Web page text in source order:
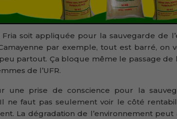
Fria soit appliquée pour la sauvegarde de
par exemple, tout est barré, on
partout. Ça bloque même le passage de
de l’UFR.
une prise de conscience pour la
ne faut pas seulement voir le côté
La dégradation de l’environnement peut